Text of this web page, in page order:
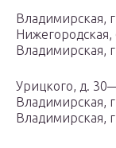
Владимирская,
Владимирская,
Урицкого, д.
Владимирская,
Владимирская,